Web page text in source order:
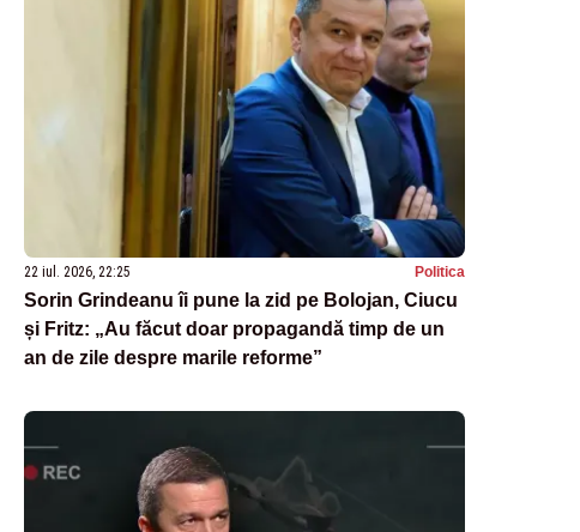
22 iul. 2026, 22:25 Politica
Sorin Grindeanu îi pune la zid pe Bolojan, Ciucu
și Fritz: „Au făcut doar propagandă timp de un
an de zile despre marile reforme”